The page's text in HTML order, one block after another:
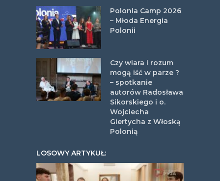
Polonia Camp 2026
– Młoda Energia
Polonii
Czy wiara i rozum
mogą iść w parze ?
– spotkanie
autorów Radosława
Sikorskiego i o.
Wojciecha
Giertycha z Włoską
Polonią
LOSOWY ARTYKUŁ: